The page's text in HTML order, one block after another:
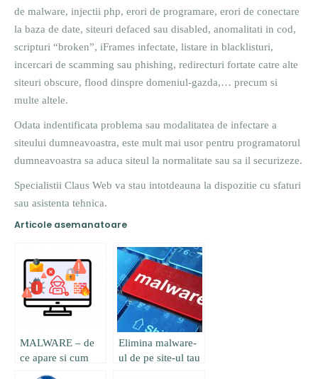
de malware, injectii php, erori de programare, erori de conectare
la baza de date, siteuri defaced sau disabled, anomalitati in cod,
scripturi “broken”, iFrames infectate, listare in blacklisturi,
incercari de scamming sau phishing, redirecturi fortate catre alte
siteuri obscure, flood dinspre domeniul-gazda,… precum si
multe altele.
Odata indentificata problema sau modalitatea de infectare a
siteului dumneavoastra, este mult mai usor pentru programatorul
dumneavoastra sa aduca siteul la normalitate sau sa il securizeze.
Specialistii Claus Web va stau intotdeauna la dispozitie cu sfaturi
sau asistenta tehnica.
Articole asemanatoare
MALWARE – de
ce apare si cum
scapam de el
Elimina malware-
ul de pe site-ul tau